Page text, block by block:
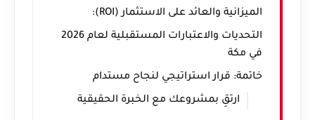
الميزانية والعائد على الاستثمار (ROI):
التحديات والاعتبارات المستقبلية لعام 2026
في مكة
خاتمة: قرار استراتيجي لنجاح مستدام
ارتقِ بمشروعك مع الخبرة الحقيقية